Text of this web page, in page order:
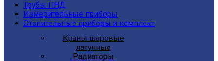
Трубы ПНД
Измерительные приборы
Отопительные приборы и комплект
Краны шаровые
латунные
Радиаторы